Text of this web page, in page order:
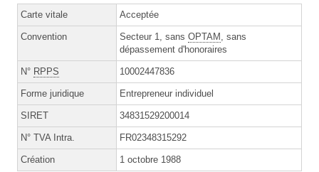
Carte vitale Acceptée
Convention Secteur 1, sans OPTAM , sans
dépassement d'honoraires
N° RPPS 10002447836
Forme juridique Entrepreneur individuel
SIRET 34831529200014
N° TVA Intra. FR02348315292
Création 1 octobre 1988